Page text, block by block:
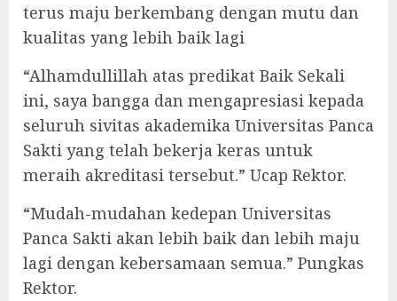
terus maju berkembang dengan mutu dan
kualitas yang lebih baik lagi
“Alhamdullillah atas predikat Baik Sekali
ini, saya bangga dan mengapresiasi kepada
seluruh sivitas akademika Universitas Panca
Sakti yang telah bekerja keras untuk
meraih akreditasi tersebut.” Ucap Rektor.
“Mudah-mudahan kedepan Universitas
Panca Sakti akan lebih baik dan lebih maju
lagi dengan kebersamaan semua.” Pungkas
Rektor.